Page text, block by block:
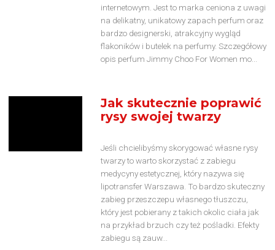
internetowym. Jest to marka ceniona z uwagi
na delikatny, unikatowy zapach perfum oraz
bardzo designerski, atrakcyjny wygląd
flakoników i butelek na perfumy. Szczegółowy
opis perfum Jimmy Choo For Women mo...
Jak skutecznie poprawić
rysy swojej twarzy
Jeśli chcielibyśmy skorygować własne rysy
twarzy to warto skorzystać z zabiegu
medycyny estetycznej, który nazywa się
lipotransfer Warszawa. To bardzo skuteczny
zabieg przeszczepu własnego tłuszczu,
który jest pobierany z takich okolic ciała jak
na przykład brzuch czy też pośladki. Efekty
zabiegu są zauw...